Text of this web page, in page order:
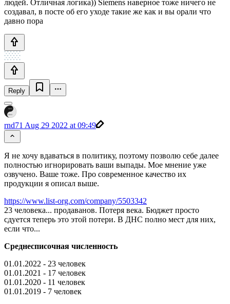
людей. Отличная логика)) Siemens наверное тоже ничего не
создавал, в посте об его уходе такие же как и вы орали что
давно пора
Reply
rnd71 Aug 29 2022 at 09:49
Я не хочу вдаваться в политику, поэтому позволю себе далее
полностью игнорировать ваши выпады. Мое мнение уже
озвучено. Ваше тоже. Про современное качество их
продукции я описал выше.
https://www.list-org.com/company/5503342
23 человека... продаванов. Потеря века. Бюджет просто
сдуется теперь это этой потери. В ДНС полно мест для них,
если что...
Среднесписочная численность
01.01.2022 - 23 человек
01.01.2021 - 17 человек
01.01.2020 - 11 человек
01.01.2019 - 7 человек